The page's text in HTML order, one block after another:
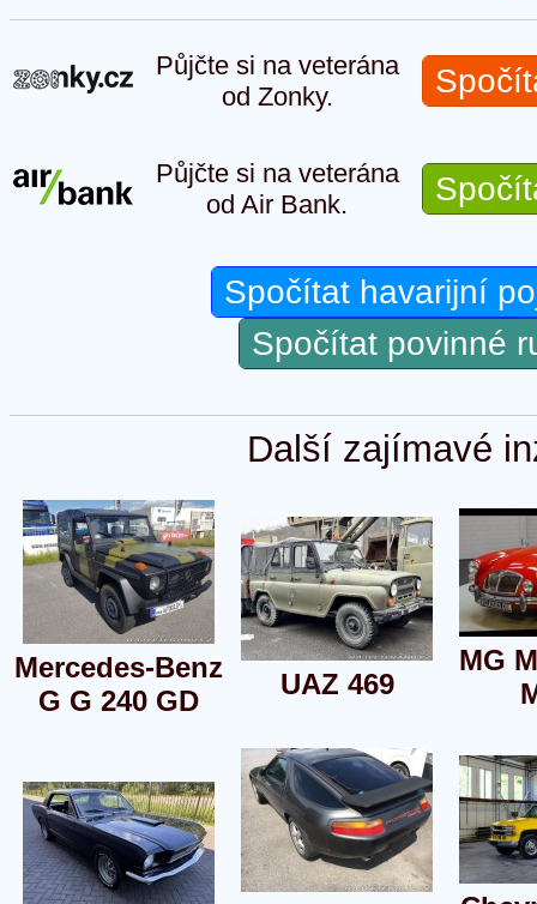
Půjčte si na veterána
od Zonky.
Půjčte si na veterána
od Air Bank.
Spočítat havarijní
Spočítat povinné
Další zajímavé
Mercedes-Benz
G G 240 GD
UAZ 469
MG